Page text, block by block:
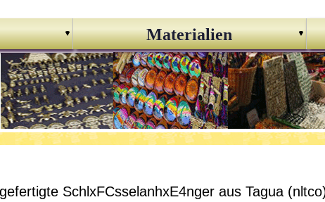
Materialien
SchlxFCsselanhxE4nger aus Tagua